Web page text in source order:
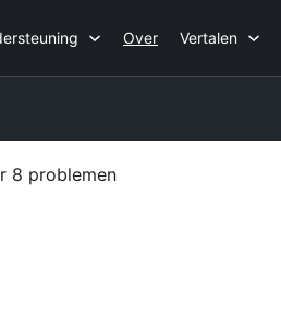
Over Vertalen
8 problemen